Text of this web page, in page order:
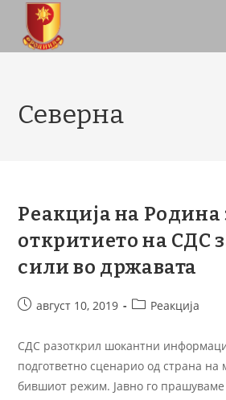
Северна
Реакција на Родина
откритието на СДС
сили во државата
август 10, 2019 Реакција
СДС разоткрил шокантни
подгответно сценарио од страна
бившиот режим. Јавно го